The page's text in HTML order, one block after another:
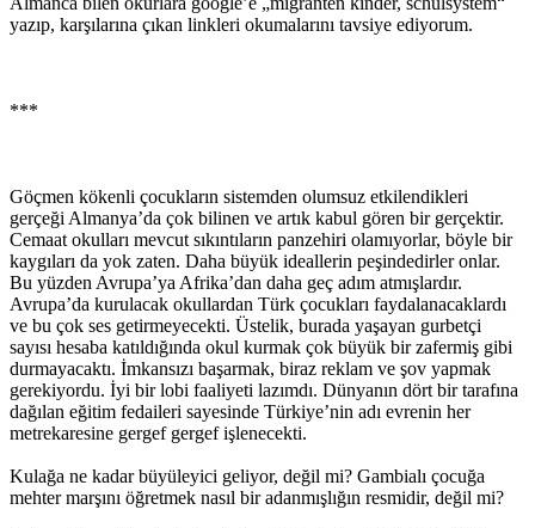
yazıp, karşılarına çıkan linkleri okumalarını tavsiye ediyorum.
***
Göçmen kökenli çocukların sistemden olumsuz etkilendikleri
gerçeği Almanya’da çok bilinen ve artık kabul gören bir gerçektir.
Cemaat okulları mevcut sıkıntıların panzehiri olamıyorlar, böyle bir
kaygıları da yok zaten. Daha büyük ideallerin peşindedirler onlar.
Bu yüzden Avrupa’ya Afrika’dan daha geç adım atmışlardır.
Avrupa’da kurulacak okullardan Türk çocukları faydalanacaklardı
ve bu çok ses getirmeyecekti. Üstelik, burada yaşayan gurbetçi
sayısı hesaba katıldığında okul kurmak çok büyük bir zafermiş gibi
durmayacaktı. İmkansızı başarmak, biraz reklam ve şov yapmak
gerekiyordu. İyi bir lobi faaliyeti lazımdı. Dünyanın dört bir tarafına
dağılan eğitim fedaileri sayesinde Türkiye’nin adı evrenin her
metrekaresine gergef gergef işlenecekti.
Kulağa ne kadar büyüleyici geliyor, değil mi? Gambialı çocuğa
mehter marşını öğretmek nasıl bir adanmışlığın resmidir, değil mi?